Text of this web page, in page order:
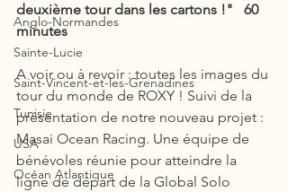
Anglo-Normandes
Sainte-Lucie
Saint-Vincent-et-les-Grenadines
Tunisie
USA
Océan Atlantique
deuxième tour dans les cartons !"   60
minutes
A voir ou à revoir : toutes les images du
tour du monde de ROXY ! Suivi de la
présentation de notre nouveau projet :
Masai Ocean Racing. Une équipe de
bénévoles réunie pour atteindre la
ligne de départ de la Global Solo